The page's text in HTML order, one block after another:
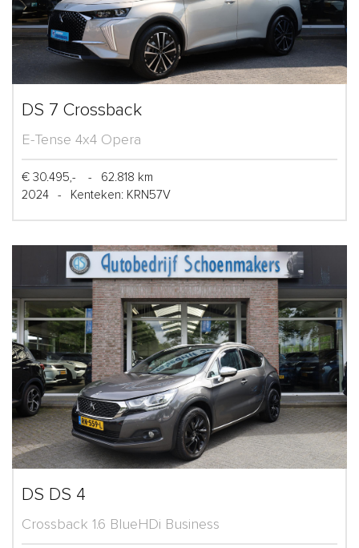
DS 7 Crossback
E-Tense 4x4 Opera
€ 30.495,- -
62.818 km
2024
- Kenteken: KRN57V
DS DS 4
Crossback 1.6 BlueHDi Business